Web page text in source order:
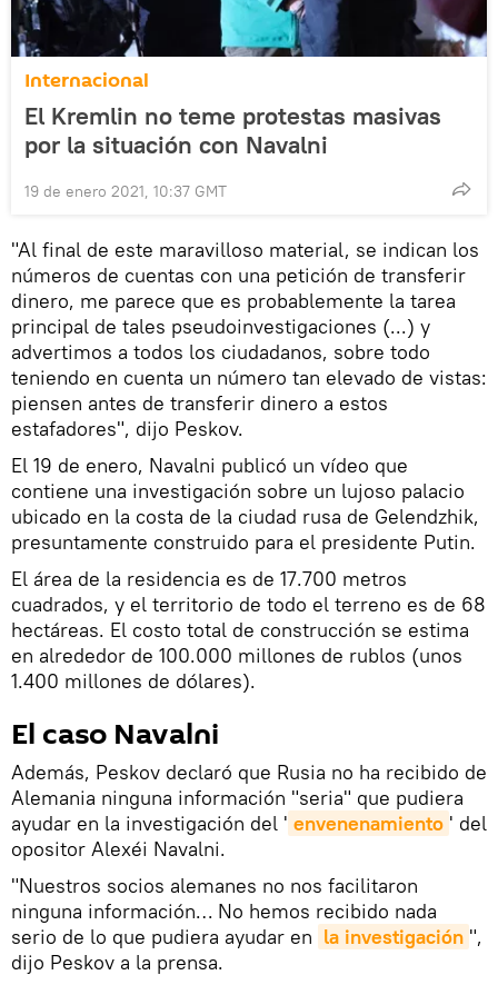
Internacional
El Kremlin no teme protestas masivas
por la situación con Navalni
19 de enero 2021, 10:37 GMT
"Al final de este maravilloso material, se indican los
números de cuentas con una petición de transferir
dinero, me parece que es probablemente la tarea
principal de tales pseudoinvestigaciones (...) y
advertimos a todos los ciudadanos, sobre todo
teniendo en cuenta un número tan elevado de vistas:
piensen antes de transferir dinero a estos
estafadores", dijo Peskov.
El 19 de enero, Navalni publicó un vídeo que
contiene una investigación sobre un lujoso palacio
ubicado en la costa de la ciudad rusa de Gelendzhik,
presuntamente construido para el presidente Putin.
El área de la residencia es de 17.700 metros
cuadrados, y el territorio de todo el terreno es de 68
hectáreas. El costo total de construcción se estima
en alrededor de 100.000 millones de rublos (unos
1.400 millones de dólares).
El caso Navalni
Además, Peskov declaró que Rusia no ha recibido de
Alemania ninguna información "seria" que pudiera
ayudar en la investigación del ' envenenamiento ' del
opositor Alexéi Navalni.
"Nuestros socios alemanes no nos facilitaron
ninguna información… No hemos recibido nada
serio de lo que pudiera ayudar en la investigación ",
dijo Peskov a la prensa.